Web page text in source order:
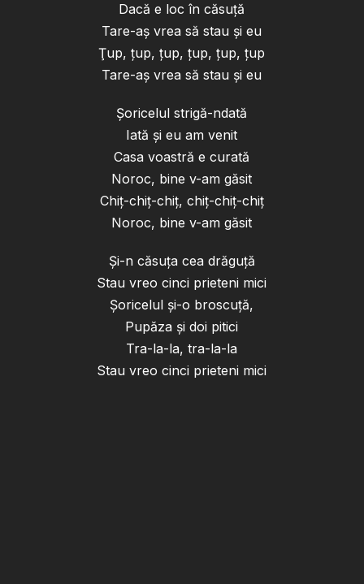
Dacă e loc în căsuţă
Tare-aş vrea să stau şi eu
Ţup, ţup, ţup, ţup, ţup, ţup
Tare-aş vrea să stau şi eu
Şoricelul strigă-ndată
Iată şi eu am venit
Casa voastră e curată
Noroc, bine v-am găsit
Chiţ-chiţ-chiţ, chiţ-chiţ-chiţ
Noroc, bine v-am găsit
Şi-n căsuţa cea drăguţă
Stau vreo cinci prieteni mici
Şoricelul şi-o broscuţă,
Pupăza şi doi pitici
Tra-la-la, tra-la-la
Stau vreo cinci prieteni mici